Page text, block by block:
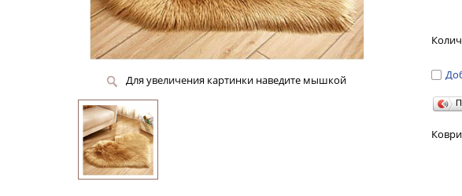
Для увеличения картинки наведите мышкой